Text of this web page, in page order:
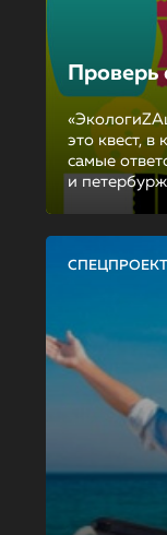
Проверь
это квест,
самые
и
СПЕЦПРОЕКТ